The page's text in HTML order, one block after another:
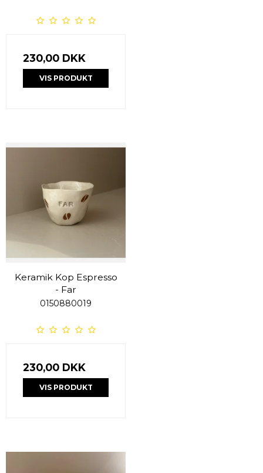
230,00 DKK
VIS PRODUKT
Keramik Kop Espresso
- Far
0150880019
230,00 DKK
VIS PRODUKT